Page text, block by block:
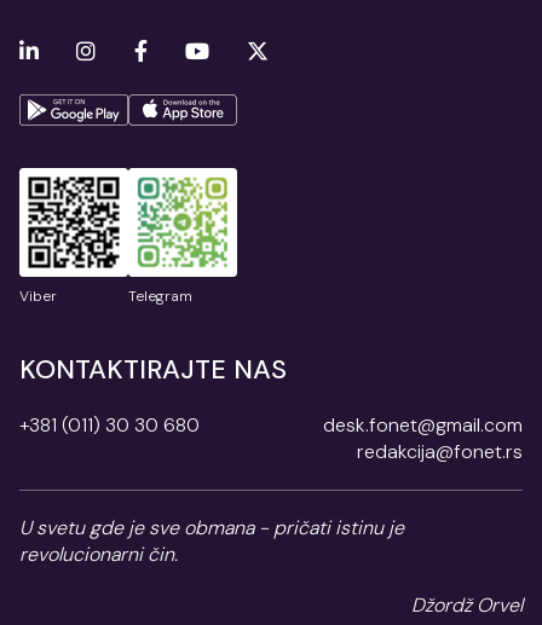
Viber Telegram
KONTAKTIRAJTE NAS
+381 (011) 30 30 680
desk.fonet@gmail.com
redakcija@fonet.rs
U svetu gde je sve obmana - pričati istinu je
revolucionarni čin.
Džordž Orvel